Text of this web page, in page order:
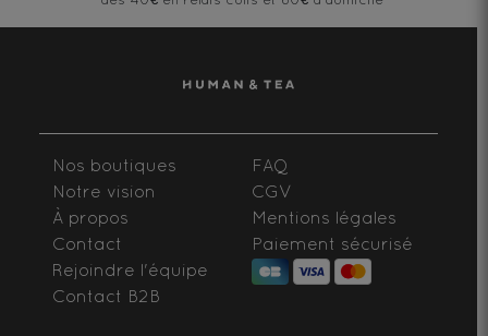
Nos boutiques
Notre vision
À propos
Contact
Rejoindre l'équipe
Contact B2B
FAQ
CGV
Mentions légales
Paiement sécurisé